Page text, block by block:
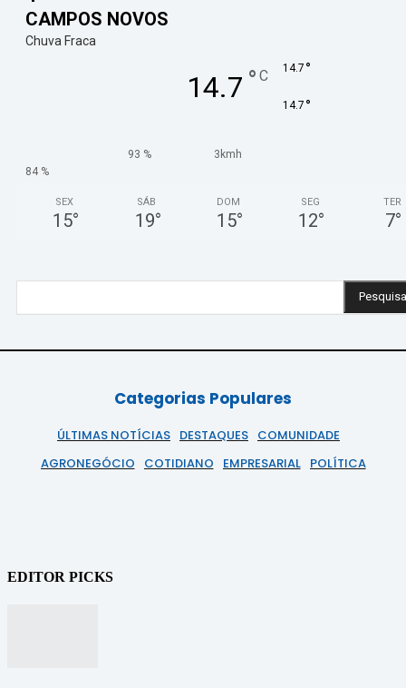
CAMPOS NOVOS
Chuva Fraca
14.7 ° C 14.7 °
14.7 °
93 %
3kmh
84 %
SEX
15°
SÁB
19°
DOM
15°
SEG
12°
TER
7°
Categorias Populares
ÚLTIMAS NOTÍCIAS DESTAQUES COMUNIDADE
AGRONEGÓCIO
COTIDIANO EMPRESARIAL POLÍTICA
EDITOR PICKS